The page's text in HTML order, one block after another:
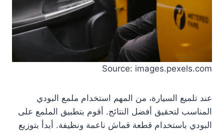
Source: images.pexels.com
عند تلميع السيارة، من المهم استخدام ملمع البودي
المناسب لتحقيق أفضل النتائج. أقوم بتطبيق الملمع على
البودي باستخدام قطعة قماش ناعمة ونظيفة. أبدأ بتوزيع